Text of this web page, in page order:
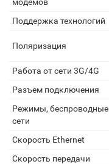
Поддержка технологий
Поляризация
Работа от сети 3G/4G
Разъем подключения
Режимы, беспроводные
сети
Скорость Ethernet
Скорость передачи